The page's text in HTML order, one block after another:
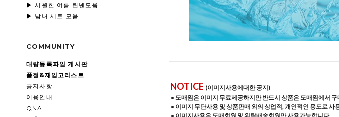
▶ 시원한 여름 린넨모음
▶ 남녀 세트 모음
COMMUNITY
대량등록파일 게시판
품절&재입고리스트
공지사항
이용안내
QNA
NOTICE (이미지사용에대한 공지)
• 도매찜은 이미지 무료제공하지만 반드시 상품은 도매찜에서
• 이미지 무단사용 및 상품판매 외의 상업적, 개인적인 용도로 사
• 이미지사용은 도매회원 및 위탁배송회원만 사용가능합니다.